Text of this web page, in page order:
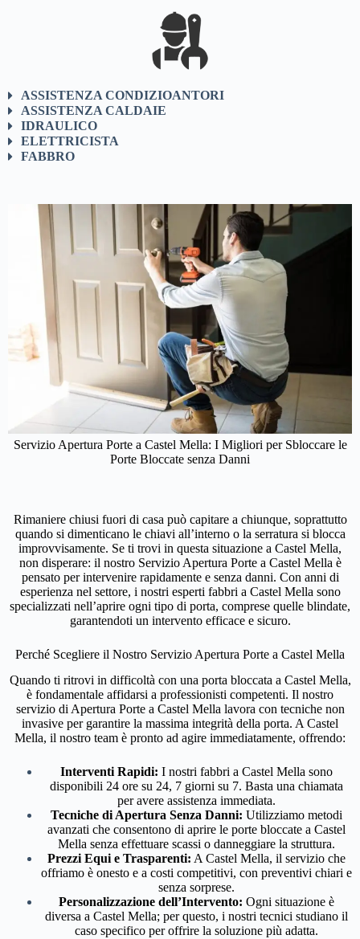
ASSISTENZA CONDIZIOANTORI
ASSISTENZA CALDAIE
IDRAULICO
ELETTRICISTA
FABBRO
Servizio Apertura Porte a Castel Mella: I Migliori per Sbloccare le
Porte Bloccate senza Danni
Rimaniere chiusi fuori di casa può capitare a chiunque, soprattutto
quando si dimenticano le chiavi all’interno o la serratura si blocca
improvvisamente. Se ti trovi in questa situazione a Castel Mella,
non disperare: il nostro Servizio Apertura Porte a Castel Mella è
pensato per intervenire rapidamente e senza danni. Con anni di
esperienza nel settore, i nostri esperti fabbri a Castel Mella sono
specializzati nell’aprire ogni tipo di porta, comprese quelle blindate,
garantendoti un intervento efficace e sicuro.
Perché Scegliere il Nostro Servizio Apertura Porte a Castel Mella
Quando ti ritrovi in difficoltà con una porta bloccata a Castel Mella,
è fondamentale affidarsi a professionisti competenti. Il nostro
servizio di Apertura Porte a Castel Mella lavora con tecniche non
invasive per garantire la massima integrità della porta. A Castel
Mella, il nostro team è pronto ad agire immediatamente, offrendo:
Interventi Rapidi: I nostri fabbri a Castel Mella sono
disponibili 24 ore su 24, 7 giorni su 7. Basta una chiamata
per avere assistenza immediata.
Tecniche di Apertura Senza Danni: Utilizziamo metodi
avanzati che consentono di aprire le porte bloccate a Castel
Mella senza effettuare scassi o danneggiare la struttura.
Prezzi Equi e Trasparenti: A Castel Mella, il servizio che
offriamo è onesto e a costi competitivi, con preventivi chiari e
senza sorprese.
Personalizzazione dell’Intervento: Ogni situazione è
diversa a Castel Mella; per questo, i nostri tecnici studiano il
caso specifico per offrire la soluzione più adatta.